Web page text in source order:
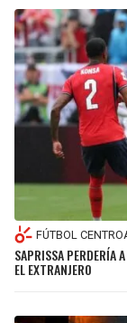
FÚTBOL
SAPRISSA PERDERÍA
EL EXTRANJERO